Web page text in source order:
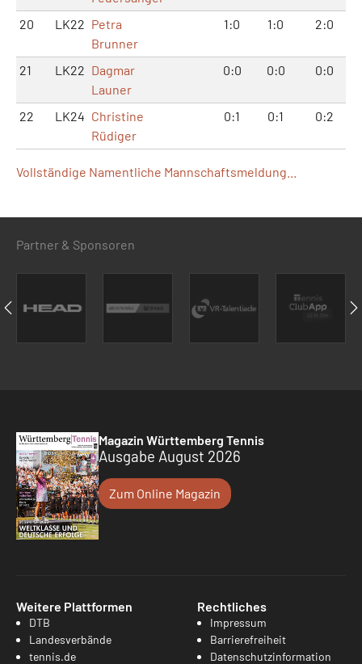
20 LK22 Petra
Brunner
1:0 1:0 2:0
21 LK22 Dagmar
Launer
0:0 0:0 0:0
22 LK24 Christine
Rüdiger
0:1 0:1 0:2
Vollständige Namentliche Mannschaftsmeldung...
Partner & Sponsoren
Magazin Württemberg Tennis
Ausgabe August 2026
Zum Online Magazin
Weitere Plattformen
DTB
Landesverbände
tennis.de
Rechtliches
Impressum
Barrierefreiheit
Datenschutzinformation